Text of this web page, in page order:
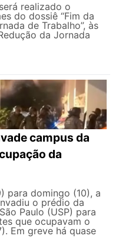
realizado o
do dossiê “Fim da
de Trabalho”, às
da Jornada
campus da
da
para domingo (10), a
o prédio da
Paulo (USP) para
que ocupavam o
Em greve há quase